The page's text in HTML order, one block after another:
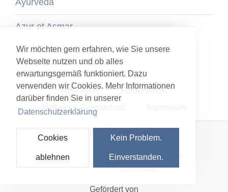
Wir möchten gern erfahren, wie Sie unsere
Webseite nutzen und ob alles
erwartungsgemäß funktioniert. Dazu
verwenden wir Cookies. Mehr Informationen
darüber finden Sie in unserer
Datenschutzerklärung
Cookies
ablehnen
Kein Problem.
Einverstanden.
Ayurveda
Azur et Asmar
Newsletter
Förderverein
Haftung & Datenschutz
Gefördert von